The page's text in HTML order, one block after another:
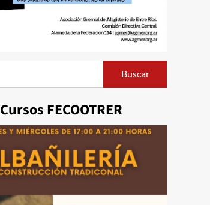
Buscar
Cursos FECOOTRER